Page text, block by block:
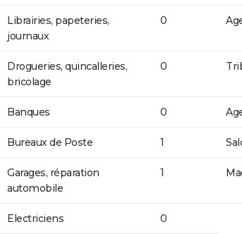
Librairies, papeteries,
journaux
0
Drogueries, quincalleries,
bricolage
0
Banques 0
Bureaux de Poste 1
Garages, réparation
automobile
1
Electriciens 0